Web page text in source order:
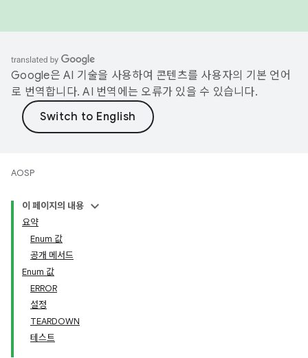
Google은 AI 기술을 사용하여 콘텐츠를 사용자의 기본 언어
로 번역합니다. AI 번역에는 오류가 있을 수 있습니다.
AOSP
이 페이지의 내용
요약
Enum 값
공개 메서드
Enum 값
ERROR
설정
TEARDOWN
테스트